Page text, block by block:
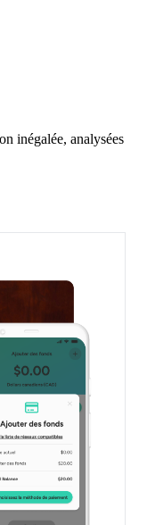
inégalée, analysées